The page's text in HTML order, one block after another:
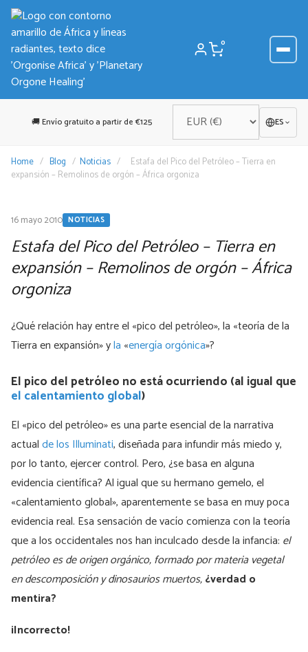
Saltar
contenido
0
🚚 Envío gratuito a partir de €125 ES
Home / Blog / Noticias /
Estafa del Pico del Petróleo – Tierra en
expansión – Remolinos de orgón – África orgoniza
16 mayo 2010 NOTICIAS
Estafa del Pico del Petróleo – Tierra en
expansión – Remolinos de orgón – África
orgoniza
¿Qué relación hay entre el «pico del petróleo», la «teoría de la
Tierra en expansión» yla «energía orgónica»?
El pico del petróleo no está ocurriendo (al igual que
el calentamiento global)
El «pico del petróleo» es una parte esencial de la narrativa
actualde los Illuminati, diseñada para infundir más miedo y,
por lo tanto, ejercer control. Pero, ¿se basa en alguna
evidencia científica? Al igual que su hermano gemelo, el
«calentamiento global», aparentemente se basa en muy poca
evidencia real. Esa sensación de vacío comienza con la teoría
que a los occidentales nos han inculcado desde la infancia: el
petróleo es de origen orgánico, formado por materia vegetal
en descomposición y dinosaurios muertos,¿verdad o
mentira?
¡Incorrecto!